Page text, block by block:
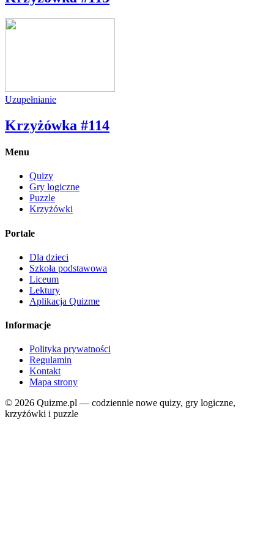
Uzupełnianie
Krzyżówka #114
Menu
Quizy
Gry logiczne
Puzzle
Krzyżówki
Portale
Dla dzieci
Szkoła podstawowa
Liceum
Lektury
Aplikacja Quizme
Informacje
Polityka prywatności
Regulamin
Kontakt
Mapa strony
© 2026 Quizme.pl — codziennie nowe quizy, gry logiczne,
krzyżówki i puzzle